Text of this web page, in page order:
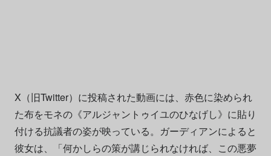
X（旧Twitter）に投稿された動画には、赤色に染められ
た布をモネの《アルジャントゥイユのひなげし》に貼り
付ける抗議者の姿が映っている。ガーディアンによると
彼女は、「何かしらの策が講じられなければ、この悪夢